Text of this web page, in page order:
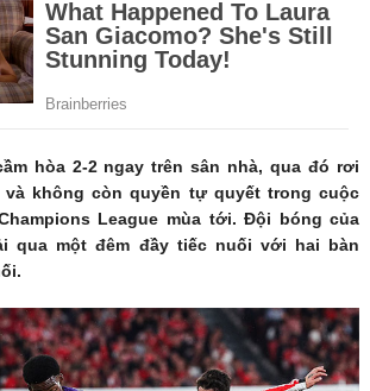
hòa 2-2 ngay trên sân nhà, qua đó rơi
không còn quyền tự quyết trong cuộc
League mùa tới. Đội bóng của
qua một đêm đầy tiếc nuối với hai bàn